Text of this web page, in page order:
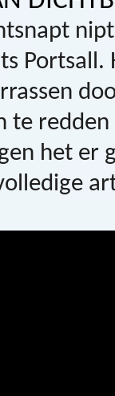
te
het er